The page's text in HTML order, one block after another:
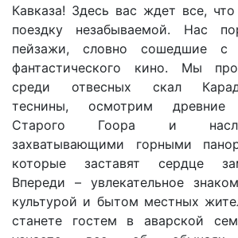
Кавказа! Здесь вас ждет все, что
поездку незабываемой. Нас
пейзажи, словно сошедшие с
фантастического кино. Мы
среди отвесных скал
теснины, осмотрим древние
Старого Гоора и
захватывающими горными
которые заставят сердце
Впереди – увлекательное
культурой и бытом местных
станете гостем в аварской